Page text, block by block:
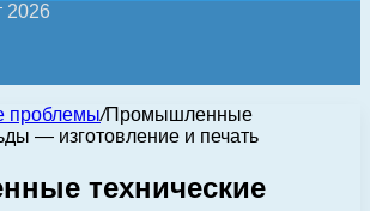
2026
проблемы/Промышленные
— изготовление и печать
технические